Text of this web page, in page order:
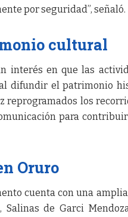
por seguridad”, señaló.
cultural
interés en que las
difundir el patrimonio
reprogramados los
para
Oruro
cuenta con una
de Garci